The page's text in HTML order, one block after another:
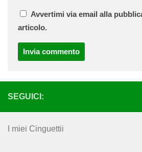
Avvertimi via email alla
articolo.
SEGUICI:
I miei Cinguettii